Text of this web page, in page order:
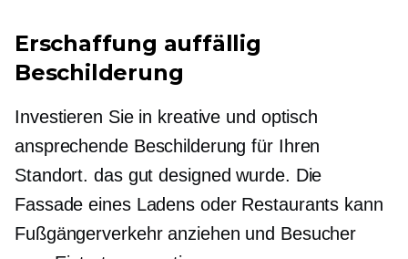
Erschaffung auffällig
Beschilderung
Investieren Sie in kreative und optisch
ansprechende Beschilderung für Ihren
Standort.das gut designed wurde. Die
Fassade eines Ladens oder Restaurants kann
Fußgängerverkehr anziehen und Besucher